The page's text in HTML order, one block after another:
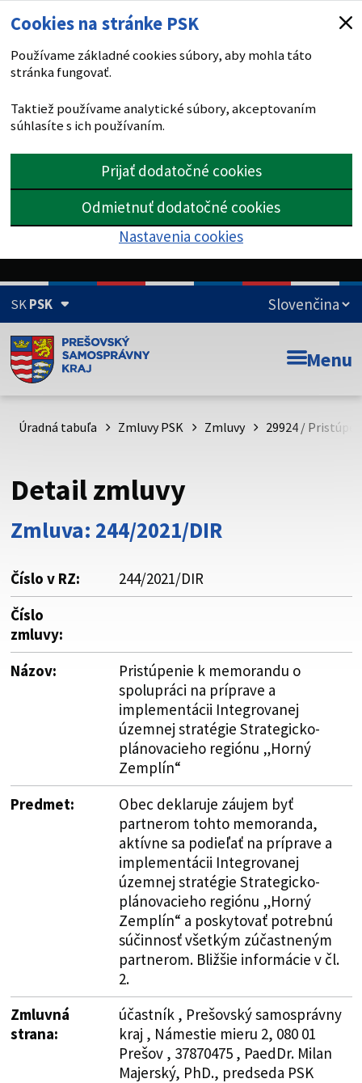
Cookies na stránke PSK
Používame základné cookies súbory, aby mohla táto
stránka fungovať.
Taktiež používame analytické súbory, akceptovaním
súhlasíte s ich používaním.
Prijať dodatočné cookies
Odmietnuť dodatočné cookies
Nastavenia cookies
SKPSK
Doména psk.sk je oficiálna
Toto je oficiálna webová stránka Prešovského
psk.sk.
Buďte pozorní a vždy sa uistite, že zdieľate informácie iba
cez zabezpečenú webovú stránku. Zabezpečená stránka
vždy začína https:// pred názvom domény webového sídla.
Menu
Úradná tabuľa Zmluvy PSK Zmluvy 29924 /
Detail zmluvy
Zmluva: 244/2021/DIR
Číslo v RZ:
244/2021/DIR
Číslo
zmluvy:
Názov:
Pristúpenie k memorandu o
spolupráci na príprave a
implementácii Integrovanej
územnej stratégie Strategicko-
plánovacieho regiónu „Horný
Zemplín“
Predmet:
Obec deklaruje záujem byť
partnerom tohto memoranda,
aktívne sa podieľať na príprave a
implementácii Integrovanej
územnej stratégie Strategicko-
plánovacieho regiónu „Horný
Zemplín“ a poskytovať potrebnú
súčinnosť všetkým zúčastneným
partnerom. Bližšie informácie v čl.
2.
Zmluvná
strana:
účastník , Prešovský samosprávny
kraj , Námestie mieru 2, 080 01
Prešov , 37870475 , PaedDr. Milan
Majerský, PhD., predseda PSK